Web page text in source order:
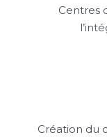
Centres
Création du